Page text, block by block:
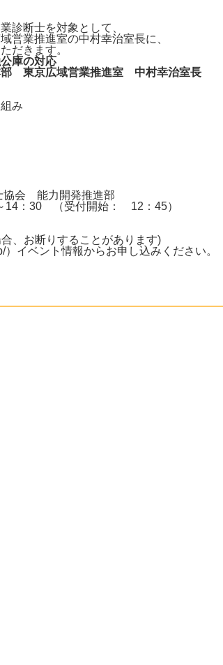
診断士を対象として、
業推進室の中村幸治室長に、
だきます。
庫の対応
部 東京広域営業推進室 中村幸治室長
み
協会 能力開発推進部
：30 （受付開始： 12：45）
、お断りすることがあります)
イベント情報からお申し込みください。